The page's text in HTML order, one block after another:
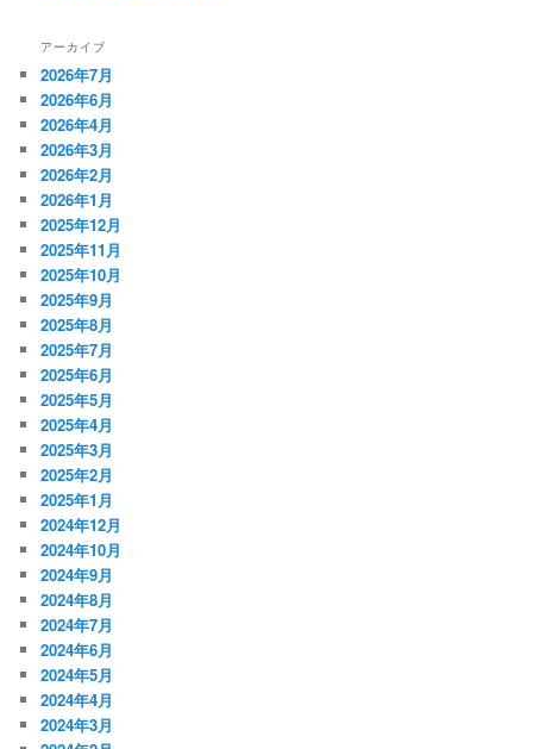
アーカイブ
2026年7月
2026年6月
2026年4月
2026年3月
2026年2月
2026年1月
2025年12月
2025年11月
2025年10月
2025年9月
2025年8月
2025年7月
2025年6月
2025年5月
2025年4月
2025年3月
2025年2月
2025年1月
2024年12月
2024年10月
2024年9月
2024年8月
2024年7月
2024年6月
2024年5月
2024年4月
2024年3月